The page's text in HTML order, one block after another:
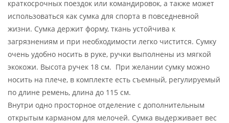
краткосрочных поездок или командировок, а также может
использоваться как сумка для спорта в повседневной
жизни. Сумка держит форму, ткань устойчива к
загрязнениям и при необходимости легко чистится. Сумку
очень удобно носить в руке, ручки выполнены из мягкой
экокожи. Высота ручек 18 см. При желании сумку можно
носить на плече, в комплекте есть съемный, регулируемый
по длине ремень, длина до 115 см.
Внутри одно просторное отделение с дополнительным
открытым карманом для мелочей. Сумка выдерживает вес